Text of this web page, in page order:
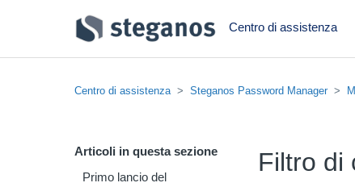
Centro di assistenza
Centro di assistenza Steganos Password Manager
Articoli in questa sezione
Primo lancio del
Filtro di